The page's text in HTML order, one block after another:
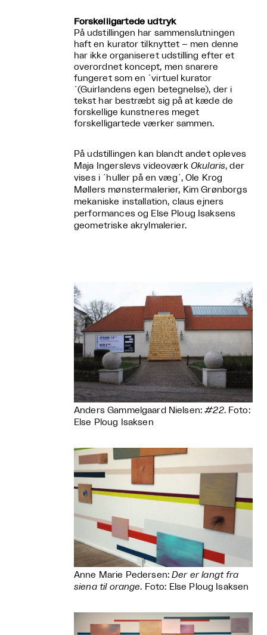
Forskelligartede udtryk
På udstillingen har sammenslutningen
haft en kurator tilknyttet – men denne
har ikke organiseret udstilling efter et
overordnet koncept, men snarere
fungeret som en ´virtuel kurator
´(Guirlandens egen betegnelse), der i
tekst har bestræbt sig på at kæde de
forskellige kunstneres meget
forskelligartede værker sammen.
På udstillingen kan blandt andet opleves
Maja Ingerslevs videoværk Okularis, der
vises i ´huller på en væg´, Ole Krog
Møllers mønstermalerier, Kim Grønborgs
mekaniske installation, claus ejners
performances og Else Ploug Isaksens
geometriske akrylmalerier.
Anders Gammelgaard Nielsen:#22. Foto:
Else Ploug Isaksen
Anne Marie Pedersen:Der er langt fra
siena til orange. Foto: Else Ploug Isaksen